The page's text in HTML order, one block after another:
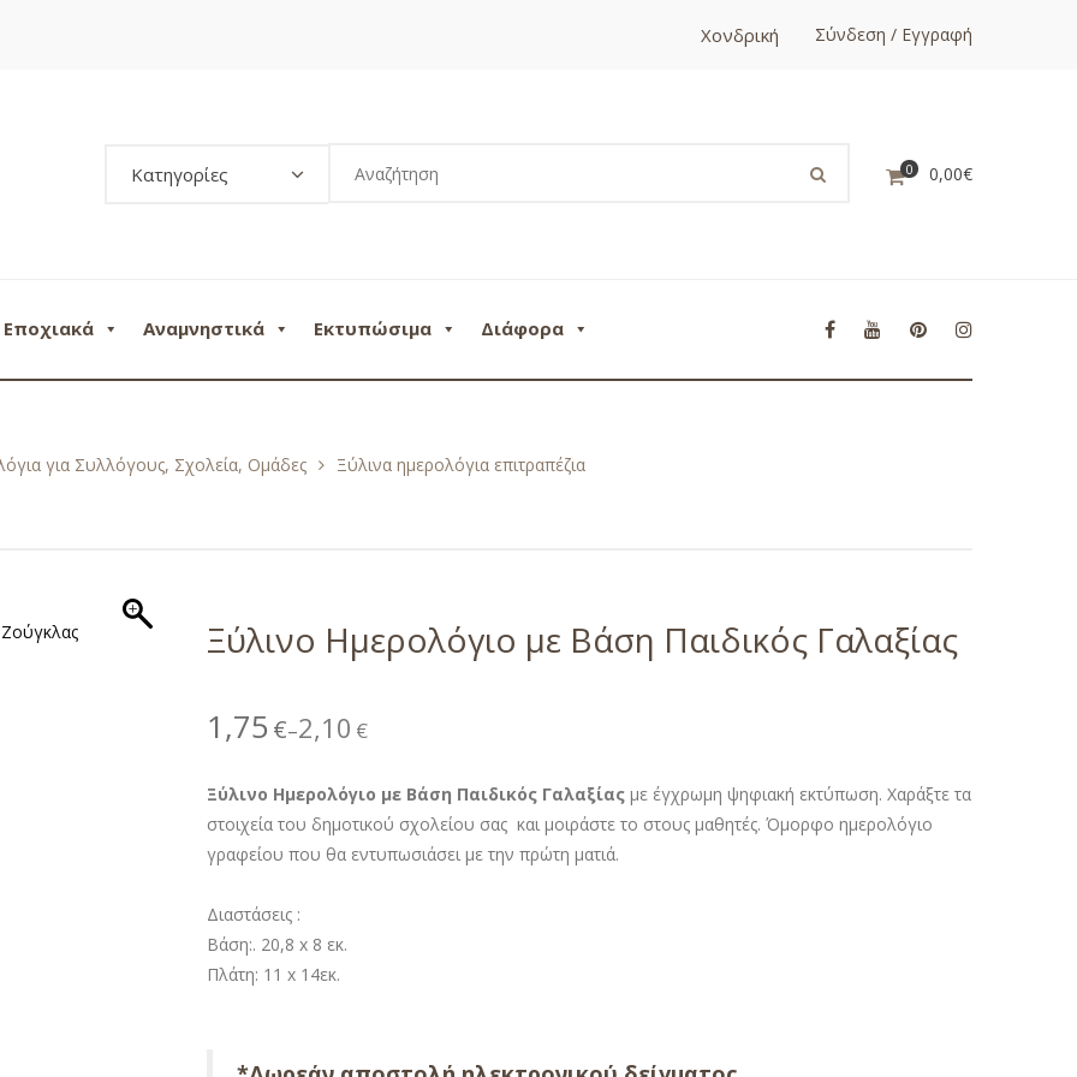
Χονδρική Σύνδεση / Εγγραφή
Κατηγορίες 0 0,00€
Εποχιακά Αναμνηστικά Εκτυπώσιμα Διάφορα
για Συλλόγους, Σχολεία, Ομάδες Ξύλινα ημερολόγια επιτραπέζια
Ξύλινο Ημερολόγιο με Βάση Παιδικός Γαλαξίας
1,75 €–2,10 €
Ξύλινο Ημερολόγιο με Βάση Παιδικός Γαλαξίας με έγχρωμη ψηφιακή εκτύπωση. Χαράξτε τα
στοιχεία του δημοτικού σχολείου σας και μοιράστε το στους μαθητές. Όμορφο ημερολόγιο
γραφείου που θα εντυπωσιάσει με την πρώτη ματιά.
Διαστάσεις :
Βάση:. 20,8 x 8 εκ.
Πλάτη: 11 x 14εκ.